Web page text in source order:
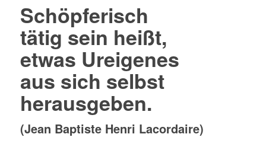
Schöpferisch
tätig sein heißt,
etwas Ureigenes
aus sich selbst
herausgeben.
(Jean Baptiste Henri Lacordaire)